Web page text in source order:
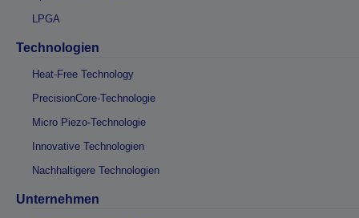
LPGA
Technologien
Heat-Free Technology
PrecisionCore-Technologie
Micro Piezo-Technologie
Innovative Technologien
Nachhaltigere Technologien
Unternehmen